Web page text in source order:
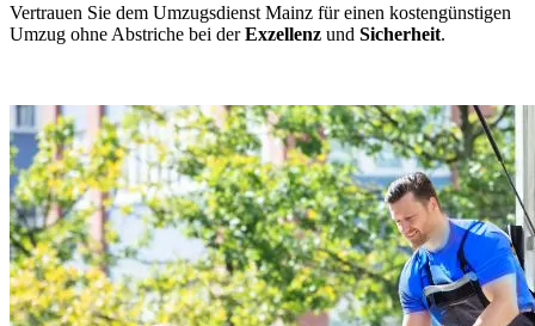
Vertrauen Sie dem Umzugsdienst Mainz für einen kostengünstigen
Umzug ohne Abstriche bei derExzellenz und Sicherheit.